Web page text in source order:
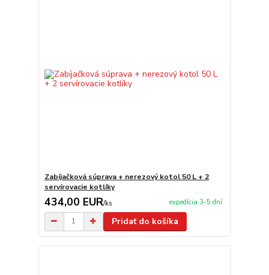
Zabíjačková súprava + nerezový kotol 50 L + 2
servírovacie kotlíky
434,00 EUR/ks expedícia 3-5 dní
Pridať do košíka